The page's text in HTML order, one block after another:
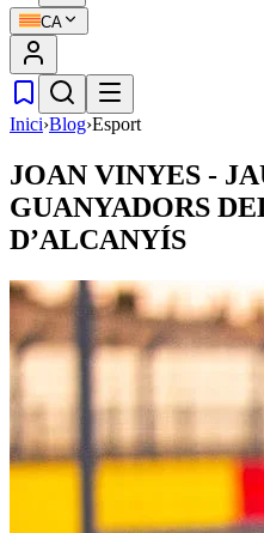
CA
Inici›Blog›Esport
JOAN VINYES -
GUANYADORS
D’ALCANYÍS